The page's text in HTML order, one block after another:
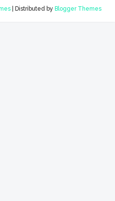
| Distributed by Blogger Themes